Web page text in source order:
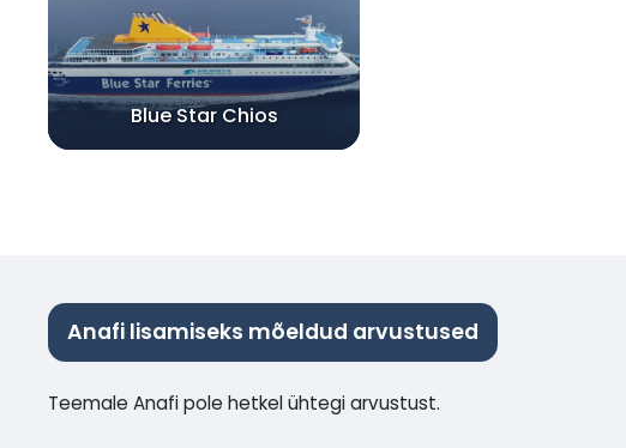
Blue Star Chios
Anafi lisamiseks mõeldud arvustused
Teemale Anafi pole hetkel ühtegi arvustust.